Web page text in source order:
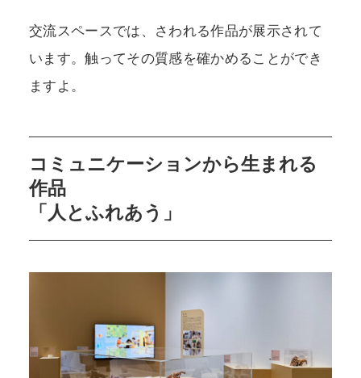
交流スペースでは、さわれる作品が展示されて
います。触ってその質感を確かめることができ
ますよ。
コミュニケーションから生まれる
作品
「人とふれあう」